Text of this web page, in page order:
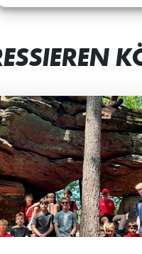
STRAHLENDE
BEI JUNG UND ALT
Beim Eltern-Kind-Turnier
Minis standen vor allem der
gemeinsame Spaß,
Ehrgeiz und das